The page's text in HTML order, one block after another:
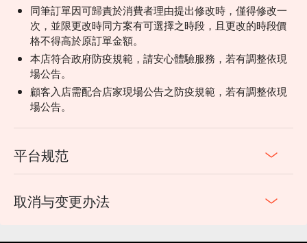
同筆訂單因可歸責於消費者理由提出修改時，僅得修改一
次，並限更改時同方案有可選擇之時段，且更改的時段價
格不得高於原訂單金額。
本店符合政府防疫規範，請安心體驗服務，若有調整依現
場公告。
顧客入店需配合店家現場公告之防疫規範，若有調整依現
場公告。
平台规范
取消与变更办法